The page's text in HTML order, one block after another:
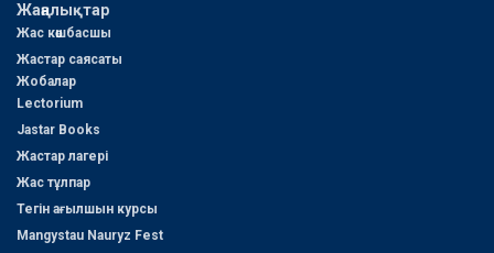
Жаңалықтар
Жас көшбасшы
Жастар саясаты
Жобалар
Lectorium
Jastar Books
Жастар лагері
Жас тұлпар
Тегін ағылшын курсы
Mangystau Nauryz Fest